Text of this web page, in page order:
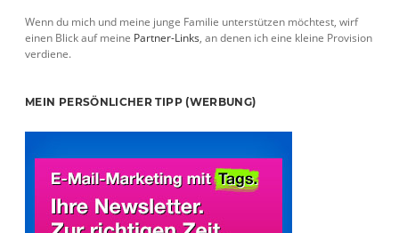
Wenn du mich und meine junge Familie unterstützen möchtest, wirf
einen Blick auf meine Partner-Links, an denen ich eine kleine Provision
verdiene.
MEIN PERSÖNLICHER TIPP (WERBUNG)